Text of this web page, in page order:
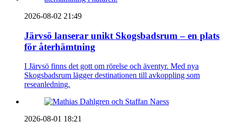
2026-08-02 21:49
Järvsö lanserar unikt Skogsbadsrum – en plats
för återhämtning
I Järvsö finns det gott om rörelse och äventyr. Med nya
Skogsbadsrum lägger destinationen till avkoppling som
reseanledning.
2026-08-01 18:21